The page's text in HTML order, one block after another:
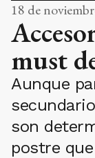
18 de
must
Aunque
son
postre